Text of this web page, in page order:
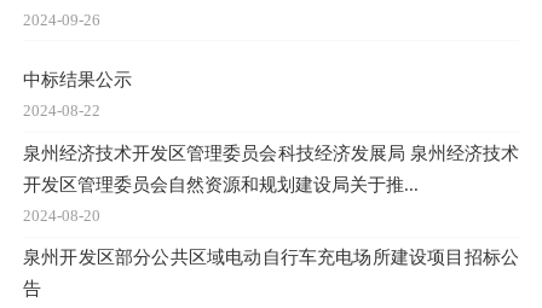
2024-09-26
中标结果公示
2024-08-22
泉州经济技术开发区管理委员会科技经济发展局 泉州经济技术
开发区管理委员会自然资源和规划建设局关于推...
2024-08-20
泉州开发区部分公共区域电动自行车充电场所建设项目招标公
告